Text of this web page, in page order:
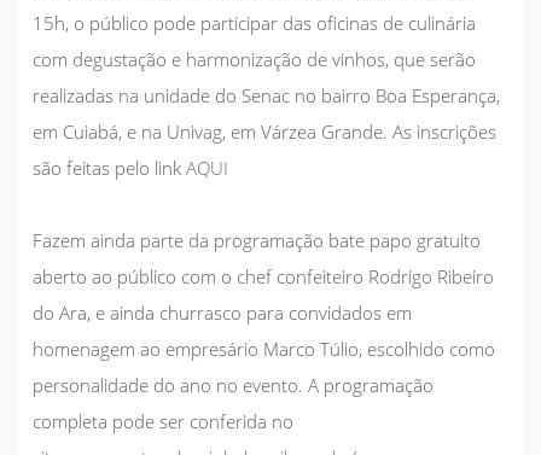
15h, o público pode participar das oficinas de culinária
com degustação e harmonização de vinhos, que serão
realizadas na unidade do Senac no bairro Boa Esperança,
em Cuiabá, e na Univag, em Várzea Grande. As inscrições
são feitas pelo link AQUI
Fazem ainda parte da programação bate papo gratuito
aberto ao público com o chef confeiteiro Rodrigo Ribeiro
do Ara, e ainda churrasco para convidados em
homenagem ao empresário Marco Túlio, escolhido como
personalidade do ano no evento. A programação
completa pode ser conferida no